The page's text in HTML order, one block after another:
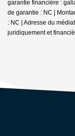
garantie financière :
de garantie : NC |
: NC | Adresse du
juridiquement et